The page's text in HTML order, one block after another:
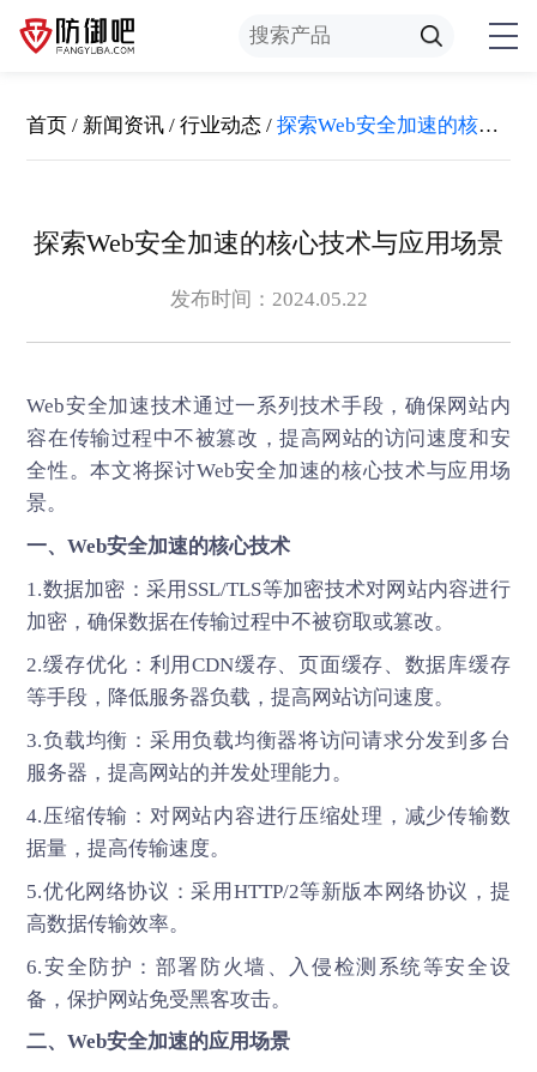
首页 / 新闻资讯 /行业动态 /探索Web安全加速的核心技术与应用场景
探索Web安全加速的核心技术与应用场景
发布时间：2024.05.22
Web安全加速技术通过一系列技术手段，确保网站内
容在传输过程中不被篡改，提高网站的访问速度和安
全性。本文将探讨Web安全加速的核心技术与应用场
景。
一、Web安全加速的核心技术
1.数据加密：采用SSL/TLS等加密技术对网站内容进行
加密，确保数据在传输过程中不被窃取或篡改。
2.缓存优化：利用CDN缓存、页面缓存、数据库缓存
等手段，降低服务器负载，提高网站访问速度。
3.负载均衡：采用负载均衡器将访问请求分发到多台
服务器，提高网站的并发处理能力。
4.压缩传输：对网站内容进行压缩处理，减少传输数
据量，提高传输速度。
5.优化网络协议：采用HTTP/2等新版本网络协议，提
高数据传输效率。
6.安全防护：部署防火墙、入侵检测系统等安全设
备，保护网站免受黑客攻击。
二、Web安全加速的应用场景